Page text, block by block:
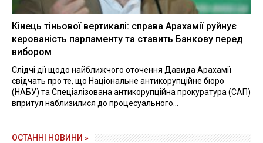
Кінець тіньової вертикалі: справа Арахамії руйнує
керованість парламенту та ставить Банкову перед
вибором
Слідчі дії щодо найближчого оточення Давида Арахамії
свідчать про те, що Національне антикорупційне бюро
(НАБУ) та Спеціалізована антикорупційна прокуратура (САП)
впритул наблизилися до процесуального...
ОСТАННІ НОВИНИ »